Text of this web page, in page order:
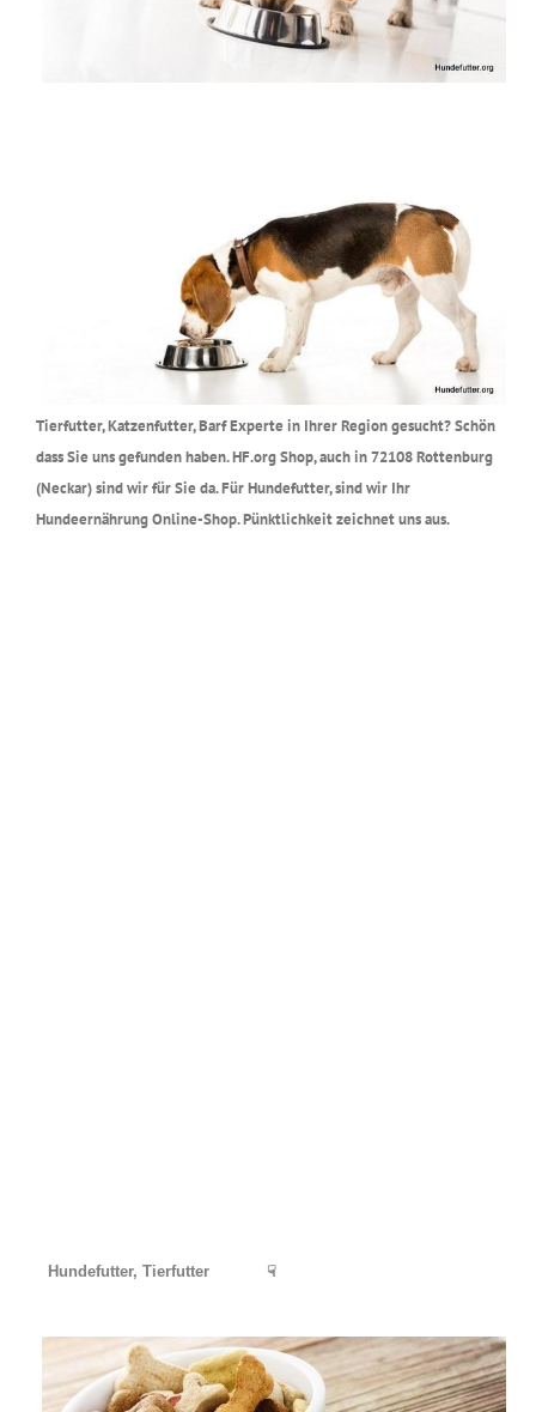
Tierfutter, Katzenfutter, Barf Experte in Ihrer Region gesucht? Schön
dass Sie uns gefunden haben. HF.org Shop, auch in 72108 Rottenburg
(Neckar) sind wir für Sie da. Für Hundefutter, sind wir Ihr
Hundeernährung Online-Shop. Pünktlichkeit zeichnet uns aus.
Hundefutter, Tierfutter ☟